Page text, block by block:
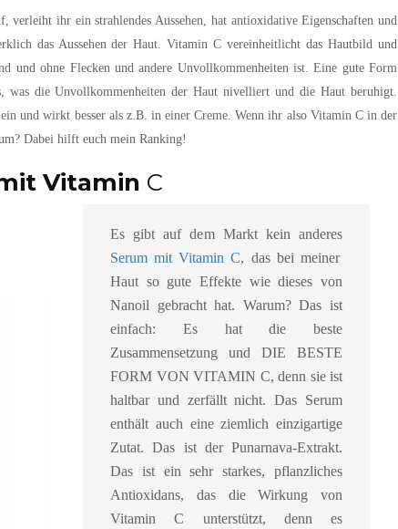
ihr ein strahlendes Aussehen, hat antioxidative Eigenschaften und
das Aussehen der Haut. Vitamin C vereinheitlicht das Hautbild und
und ohne Flecken und andere Unvollkommenheiten ist. Eine gute Form
was die Unvollkommenheiten der Haut nivelliert und die Haut beruhigt.
und wirkt besser als z.B. in einer Creme. Wenn ihr also Vitamin C in der
Dabei hilft euch mein Ranking!
Vitamin C
Es gibt auf dem Markt kein anderes
Serum mit Vitamin C, das bei meiner
Haut so gute Effekte wie dieses von
Nanoil gebracht hat. Warum? Das ist
einfach: Es hat die beste
Zusammensetzung und DIE BESTE
FORM VON VITAMIN C, denn sie ist
haltbar und zerfällt nicht. Das Serum
enthält auch eine ziemlich einzigartige
Zutat. Das ist der Punarnava-Extrakt.
Das ist ein sehr starkes, pflanzliches
Antioxidans, das die Wirkung von
Vitamin C unterstützt, denn es